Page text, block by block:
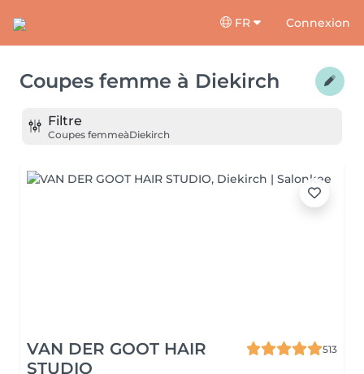
FR Connexion
Coupes femme à Diekirch
Filtre
Coupes femmeàDiekirch
VAN DER GOOT HAIR
STUDIO
513